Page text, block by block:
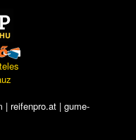
| reifenpro.at | gume-